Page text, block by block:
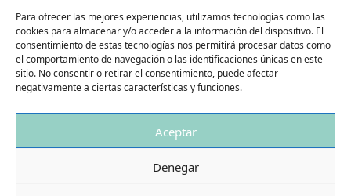
Para ofrecer las mejores experiencias, utilizamos tecnologías como las
cookies para almacenar y/o acceder a la información del dispositivo. El
consentimiento de estas tecnologías nos permitirá procesar datos como
el comportamiento de navegación o las identificaciones únicas en este
sitio. No consentir o retirar el consentimiento, puede afectar
negativamente a ciertas características y funciones.
Aceptar
Denegar
NOTA LEGAL
POLÍTICA DE PRIVACITAT
POLÍTICA DE COOKIES
© Copyright Lídia Gavín - Todos los derechos reservados. | Web